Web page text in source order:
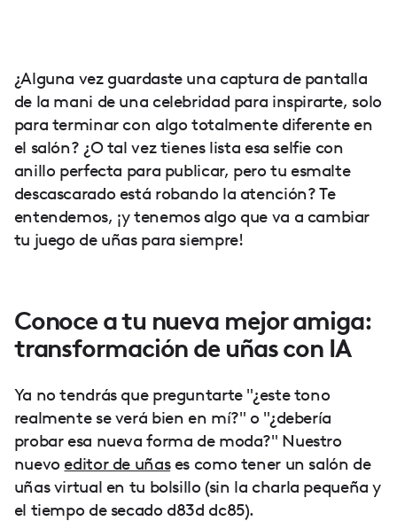
¿Alguna vez guardaste una captura de pantalla
de la mani de una celebridad para inspirarte, solo
para terminar con algo totalmente diferente en
el salón? ¿O tal vez tienes lista esa selfie con
anillo perfecta para publicar, pero tu esmalte
descascarado está robando la atención? Te
entendemos, ¡y tenemos algo que va a cambiar
tu juego de uñas para siempre!
Conoce a tu nueva mejor amiga:
transformación de uñas con IA
Ya no tendrás que preguntarte "¿este tono
realmente se verá bien en mí?" o "¿debería
probar esa nueva forma de moda?" Nuestro
nuevo editor de uñases como tener un salón de
uñas virtual en tu bolsillo (sin la charla pequeña y
el tiempo de secado d83d dc85).